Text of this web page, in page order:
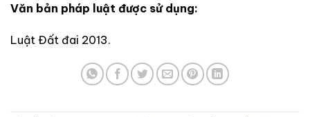
Văn bản pháp luật được sử dụng:
Luật Đất đai 2013.